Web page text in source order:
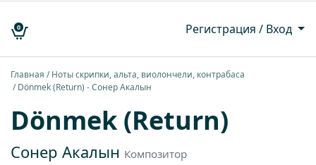
0 Регистрация / Вход
Главная
Ноты скрипки, альта, виолончели, контрабаса
Dönmek (Return) - Сонер Акалын
Dönmek (Return)
Сонер Акалын Композитор